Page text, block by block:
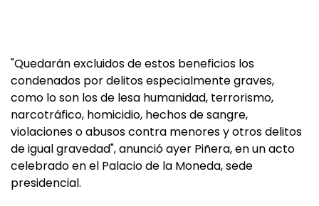
"Quedarán excluidos de estos beneficios los
condenados por delitos especialmente graves,
como lo son los de lesa humanidad, terrorismo,
narcotráfico, homicidio, hechos de sangre,
violaciones o abusos contra menores y otros delitos
de igual gravedad", anunció ayer Piñera, en un acto
celebrado en el Palacio de la Moneda, sede
presidencial.